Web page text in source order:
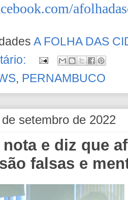
A FOLHA DAS
, PERNAMBUCO
setembro de 2022
nota e diz que
falsas e